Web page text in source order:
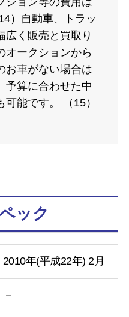
）自動車、トラッ
広く販売と買取り
オークションから
お車がない場合は
予算に合わせた中
能です。 （15）
ック
2010年(平成22年) 2月
－